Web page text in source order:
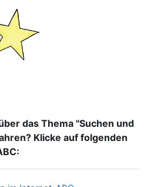
das Thema "Suchen und
Klicke auf folgenden